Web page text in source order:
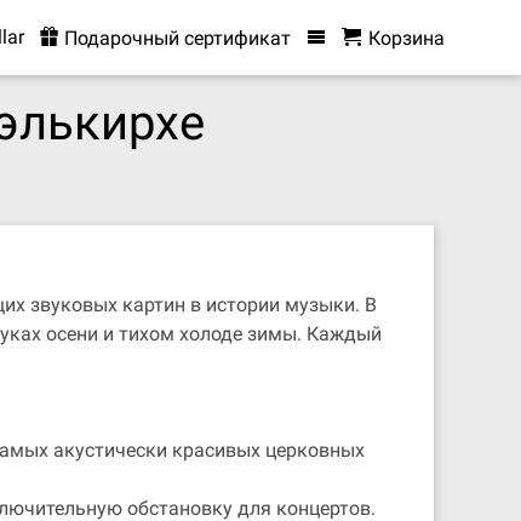
Подарочный сертификат Корзина
звуковых картин в истории музыки. В
осени и тихом холоде зимы. Каждый
акустически красивых церковных
обстановку для концертов.